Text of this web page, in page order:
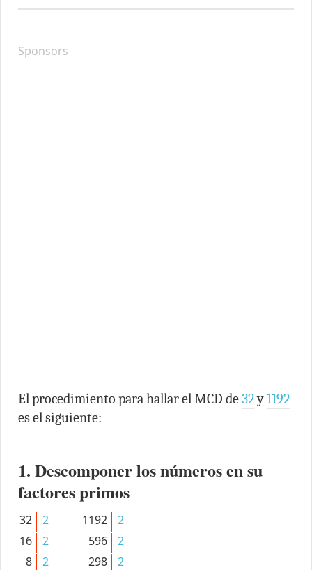
Sponsors
El procedimiento para hallar el MCD de32y1192
es el siguiente:
1. Descomponer los números en su
factores primos
32
2
16
2
8
2
1192
2
596
2
298
2